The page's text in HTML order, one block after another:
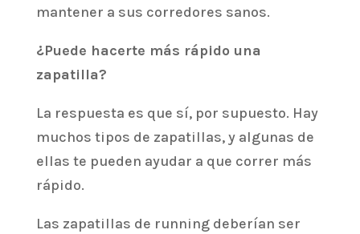
mantener a sus corredores sanos.
¿Puede hacerte más rápido una
zapatilla?
La respuesta es que sí, por supuesto. Hay
muchos tipos de zapatillas, y algunas de
ellas te pueden ayudar a que correr más
rápido.
Las zapatillas de running deberían ser